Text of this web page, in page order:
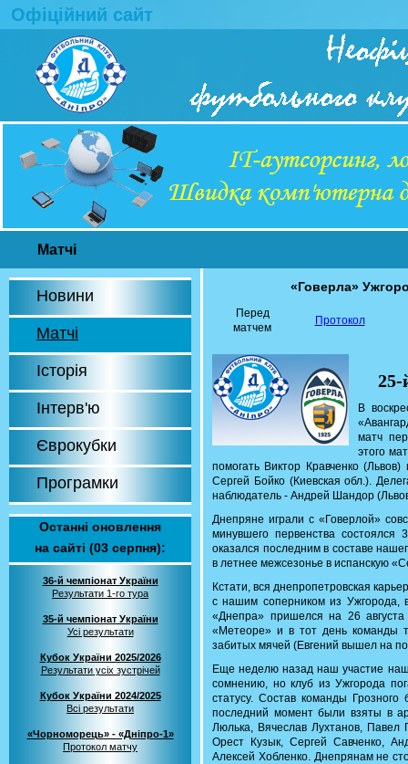
Офіційний сайт
Матчі
Новини
Матчі
Історія
Інтерв'ю
Єврокубки
Програмки
Останні оновлення
на сайті (03 серпня):
36-й чемпіонат України
Результати 1-го тура
35-й чемпіонат України
Усі результати
Кубок України 2025/2026
Результати усіх зустрічей
Кубок України 2024/2025
Всі результати
«Чорноморець» - «Дніпро-1»
Протокол матчу
«Говерла»
Перед
матчем
Протокол
В
матч
этого
помогать Виктор Кравченко
Сергей Бойко (Киевская обл.).
наблюдатель - Андрей Шандор
Днепряне играли с «Говерлой»
минувшего первенства
оказался последним в составе
в летнее межсезонье в испанскую
Кстати, вся днепропетровская
с нашим соперником из Ужгорода,
«Днепра» пришелся на 26
«Метеоре» и в тот день команды
забитых мячей (Евгений вышел на
Еще неделю назад наш участие
сомнению, но клуб из Ужгорода
статусу. Состав команды
последний момент были взяты в
Люлька, Вячеслав Лухтанов, Павел
Орест Кузык, Сергей Савченко,
Алексей Хобленко. Днепрянам не